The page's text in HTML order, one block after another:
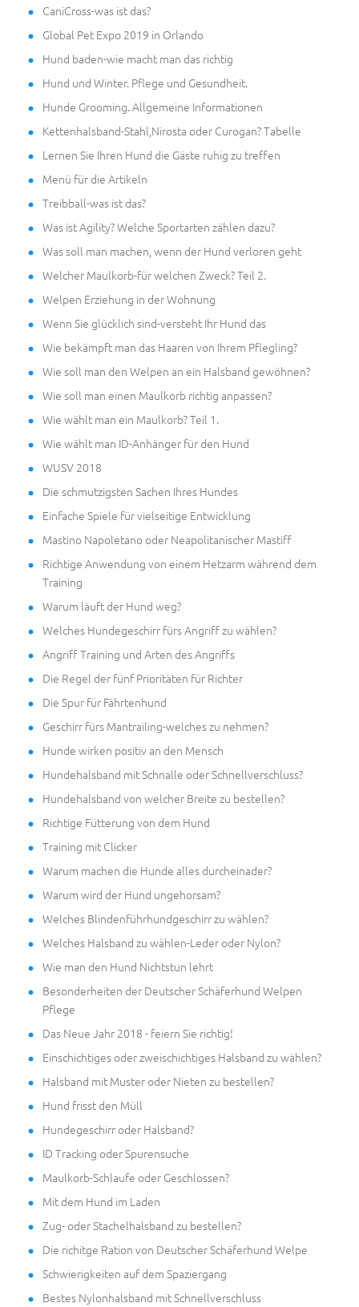
CaniCross-was ist das?
Global Pet Expo 2019 in Orlando
Hund baden-wie macht man das richtig
Hund und Winter. Pflege und Gesundheit.
Hunde Grooming. Allgemeine Informationen
Kettenhalsband-Stahl,Nirosta oder Curogan? Tabelle
Lernen Sie Ihren Hund die Gäste ruhig zu treffen
Menü für die Artikeln
Treibball-was ist das?
Was ist Agility? Welche Sportarten zählen dazu?
Was soll man machen, wenn der Hund verloren geht
Welcher Maulkorb-für welchen Zweck? Teil 2.
Welpen Erziehung in der Wohnung
Wenn Sie glücklich sind-versteht Ihr Hund das
Wie bekämpft man das Haaren von Ihrem Pflegling?
Wie soll man den Welpen an ein Halsband gewöhnen?
Wie soll man einen Maulkorb richtig anpassen?
Wie wählt man ein Maulkorb? Teil 1.
Wie wählt man ID-Anhänger für den Hund
WUSV 2018
Die schmutzigsten Sachen Ihres Hundes
Einfache Spiele für vielseitige Entwicklung
Mastino Napoletano oder Neapolitanischer Mastiff
Richtige Anwendung von einem Hetzarm während dem
Training
Warum läuft der Hund weg?
Welches Hundegeschirr fürs Angriff zu wählen?
Angriff Training und Arten des Angriffs
Die Regel der fünf Prioritäten für Richter
Die Spur für Fährtenhund
Geschirr fürs Mantrailing-welches zu nehmen?
Hunde wirken positiv an den Mensch
Hundehalsband mit Schnalle oder Schnellverschluss?
Hundehalsband von welcher Breite zu bestellen?
Richtige Fütterung von dem Hund
Training mit Clicker
Warum machen die Hunde alles durcheinader?
Warum wird der Hund ungehorsam?
Welches Blindenführhundgeschirr zu wählen?
Welches Halsband zu wählen-Leder oder Nylon?
Wie man den Hund Nichtstun lehrt
Besonderheiten der Deutscher Schäferhund Welpen
Pflege
Das Neue Jahr 2018 - feiern Sie richtig!
Einschichtiges oder zweischichtiges Halsband zu wählen?
Halsband mit Muster oder Nieten zu bestellen?
Hund frisst den Müll
Hundegeschirr oder Halsband?
ID Tracking oder Spurensuche
Maulkorb-Schlaufe oder Geschlossen?
Mit dem Hund im Laden
Zug- oder Stachelhalsband zu bestellen?
Die richitge Ration von Deutscher Schäferhund Welpe
Schwierigkeiten auf dem Spaziergang
Bestes Nylonhalsband mit Schnellverschluss